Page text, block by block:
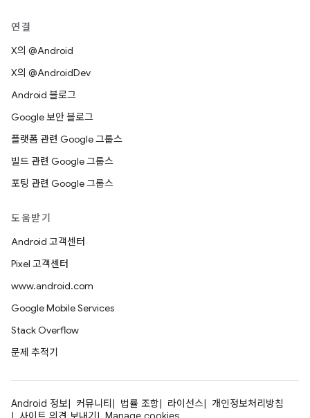
연결
X의 @Android
X의 @AndroidDev
Android 블로그
Google 보안 블로그
플랫폼 관련 Google 그룹스
빌드 관련 Google 그룹스
포팅 관련 Google 그룹스
도움받기
Android 고객센터
Pixel 고객센터
www.android.com
Google Mobile Services
Stack Overflow
문제 추적기
Android 정보 커뮤니티 법률 조항 라이선스
개인정보처리방침